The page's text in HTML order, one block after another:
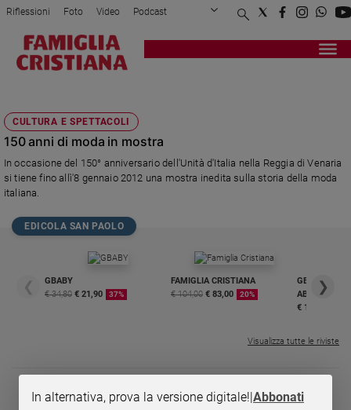
Attualità
Politica
Mondo
Economia
Legalità
giustizia
Sport
Papa
Chiesa
Riflessioni Foto Video Podcast
Privacy Policy Chi siamo
Registrati Redazione
CULTURA E SPETTACOLI
150 anni di moda in mostra
In occasione del 150° anniversario dell'Unità d'Italia nella Reggia di Venaria
si tiene fino allì'8 gennaio 2012 una mostra inedita sulla storia della moda
italiana.
EDICOLA SAN PAOLO
❮
GBABY
€ 34,80 € 21,90 37%
FAMIGLIA CRISTIANA
€ 104,00 € 83,00 20%
GBABY
€ 16,99
❯
Visualizza tutte le riviste
In alternativa, prova la versione digitale!|Abbonati